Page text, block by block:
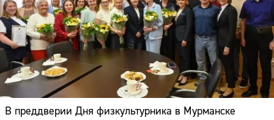
В преддверии Дня физкультурника в Мурманске